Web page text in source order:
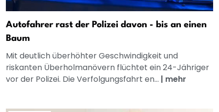
Autofahrer rast der Polizei davon - bis an einen
Baum
Mit deutlich überhöhter Geschwindigkeit und
riskanten Überholmanövern flüchtet ein 24-Jähriger
vor der Polizei. Die Verfolgungsfahrt en... | mehr